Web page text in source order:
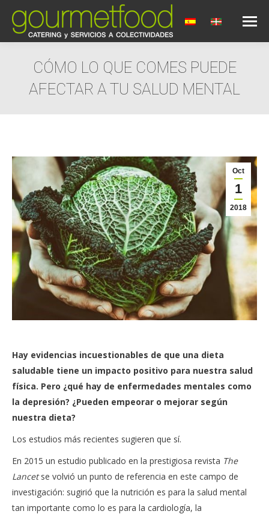
CÓMO LO QUE COMES PUEDE
AFECTAR A TU SALUD MENTAL
Oct
1
2018
Hay evidencias incuestionables de que una dieta
saludable tiene un impacto positivo para nuestra salud
física. Pero ¿qué hay de enfermedades mentales como
la depresión? ¿Pueden empeorar o mejorar según
nuestra dieta?
Los estudios más recientes sugieren que sí.
En 2015 un estudio publicado en la prestigiosa revista The
Lancetse volvió un punto de referencia en este campo de
investigación: sugirió que la nutrición es para la salud mental
tan importante como lo es para la cardiología, la